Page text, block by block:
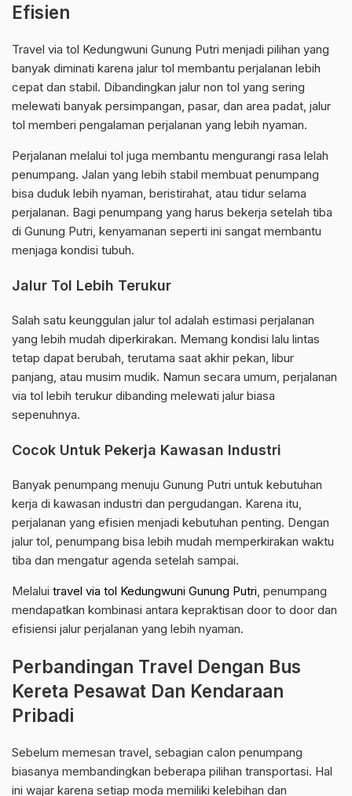
Efisien
Travel via tol Kedungwuni Gunung Putri menjadi pilihan yang
banyak diminati karena jalur tol membantu perjalanan lebih
cepat dan stabil. Dibandingkan jalur non tol yang sering
melewati banyak persimpangan, pasar, dan area padat, jalur
tol memberi pengalaman perjalanan yang lebih nyaman.
Perjalanan melalui tol juga membantu mengurangi rasa lelah
penumpang. Jalan yang lebih stabil membuat penumpang
bisa duduk lebih nyaman, beristirahat, atau tidur selama
perjalanan. Bagi penumpang yang harus bekerja setelah tiba
di Gunung Putri, kenyamanan seperti ini sangat membantu
menjaga kondisi tubuh.
Jalur Tol Lebih Terukur
Salah satu keunggulan jalur tol adalah estimasi perjalanan
yang lebih mudah diperkirakan. Memang kondisi lalu lintas
tetap dapat berubah, terutama saat akhir pekan, libur
panjang, atau musim mudik. Namun secara umum, perjalanan
via tol lebih terukur dibanding melewati jalur biasa
sepenuhnya.
Cocok Untuk Pekerja Kawasan Industri
Banyak penumpang menuju Gunung Putri untuk kebutuhan
kerja di kawasan industri dan pergudangan. Karena itu,
perjalanan yang efisien menjadi kebutuhan penting. Dengan
jalur tol, penumpang bisa lebih mudah memperkirakan waktu
tiba dan mengatur agenda setelah sampai.
Melalui travel via tol Kedungwuni Gunung Putri, penumpang
mendapatkan kombinasi antara kepraktisan door to door dan
efisiensi jalur perjalanan yang lebih nyaman.
Perbandingan Travel Dengan Bus
Kereta Pesawat Dan Kendaraan
Pribadi
Sebelum memesan travel, sebagian calon penumpang
biasanya membandingkan beberapa pilihan transportasi. Hal
ini wajar karena setiap moda memiliki kelebihan dan